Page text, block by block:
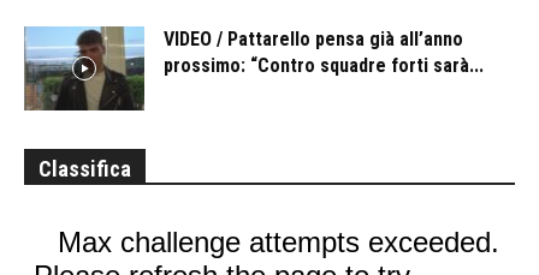
VIDEO / Pattarello pensa già all’anno
prossimo: “Contro squadre forti sarà...
Classifica